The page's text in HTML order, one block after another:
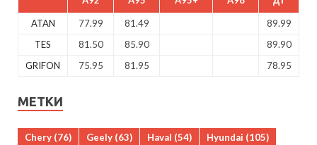
ATAN 77.99 81.49
89.99
TES
81.50 85.90
89.90
GRIFON
75.95 81.95 78.95
МЕТКИ
Chery (76) Geely (63) Haval (54) Hyundai (105)